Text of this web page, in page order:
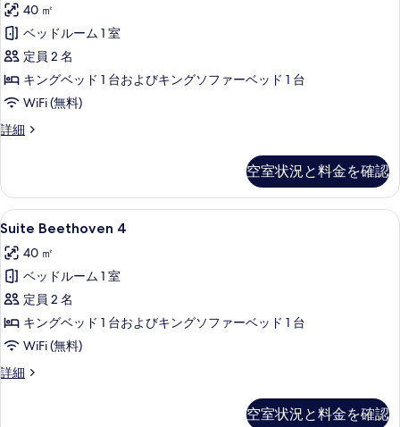
す
る
3
の
す
べ
て
の
を
表
示
す
る
40 ㎡
ベッドルーム 1 室
定員 2 名
キングベッド 1 台およびキングソファーベッド 1 台
WiFi (無料)
詳細
Suite
詳
細
空室状況と料金を確認
Suite
Beethoven
4
の
す
べ
て
の
Suite Beethoven 4 | 高級寝具、ミニ
6
Suite Beethoven 4
40 ㎡
ベッドルーム 1 室
定員 2 名
キングベッド 1 台およびキングソファーベッド 1 台
WiFi (無料)
詳細
Suite
空室状況と料金を確認